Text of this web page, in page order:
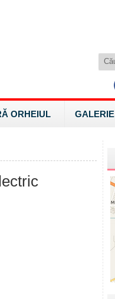
ORHEIUL GALERIE